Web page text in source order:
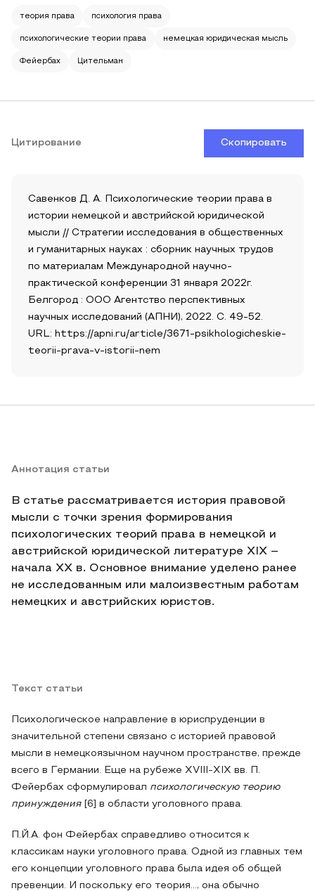
теория права психология права
психологические теории права немецкая юридическая мысль
Фейербах Цительман
Цитирование Скопировать
Савенков Д. А. Психологические теории права в
истории немецкой и австрийской юридической
мысли // Стратегии исследования в общественных
и гуманитарных науках : сборник научных трудов
по материалам Международной научно-
практической конференции 31 января 2022г.
Белгород : ООО Агентство перспективных
научных исследований (АПНИ), 2022. С. 49-52.
URL: https://apni.ru/article/3671-psikhologicheskie-
teorii-prava-v-istorii-nem
Аннотация статьи
В статье рассматривается история правовой
мысли с точки зрения формирования
психологических теорий права в немецкой и
австрийской юридической литературе XIX –
начала XX в. Основное внимание уделено ранее
не исследованным или малоизвестным работам
немецких и австрийских юристов.
Текст статьи
Психологическое направление в юриспруденции в
значительной степени связано с историей правовой
мысли в немецкоязычном научном пространстве, прежде
всего в Германии. Еще на рубеже XVIII-XIX вв. П.
Фейербах сформулировал психологическую теорию
принуждения
[6] в области уголовного права.
П.Й.А. фон Фейербах справедливо относится к
классикам науки уголовного права. Одной из главных тем
его концепции уголовного права была идея об общей
превенции. И поскольку его теория…, она обычно